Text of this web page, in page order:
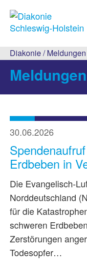
Diakonie/Meldungen
Meldungen
30.06.2026
Erdbeben in
Die Evangelisch-
Norddeutschland
für die
schweren
Zerstörungen
Todesopfer…